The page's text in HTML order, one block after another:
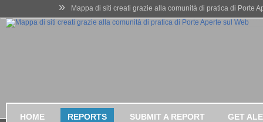
» Mappa di siti creati grazie alla comunità di pratica di Porte
HOME REPORTS SUBMIT A REPORT GET